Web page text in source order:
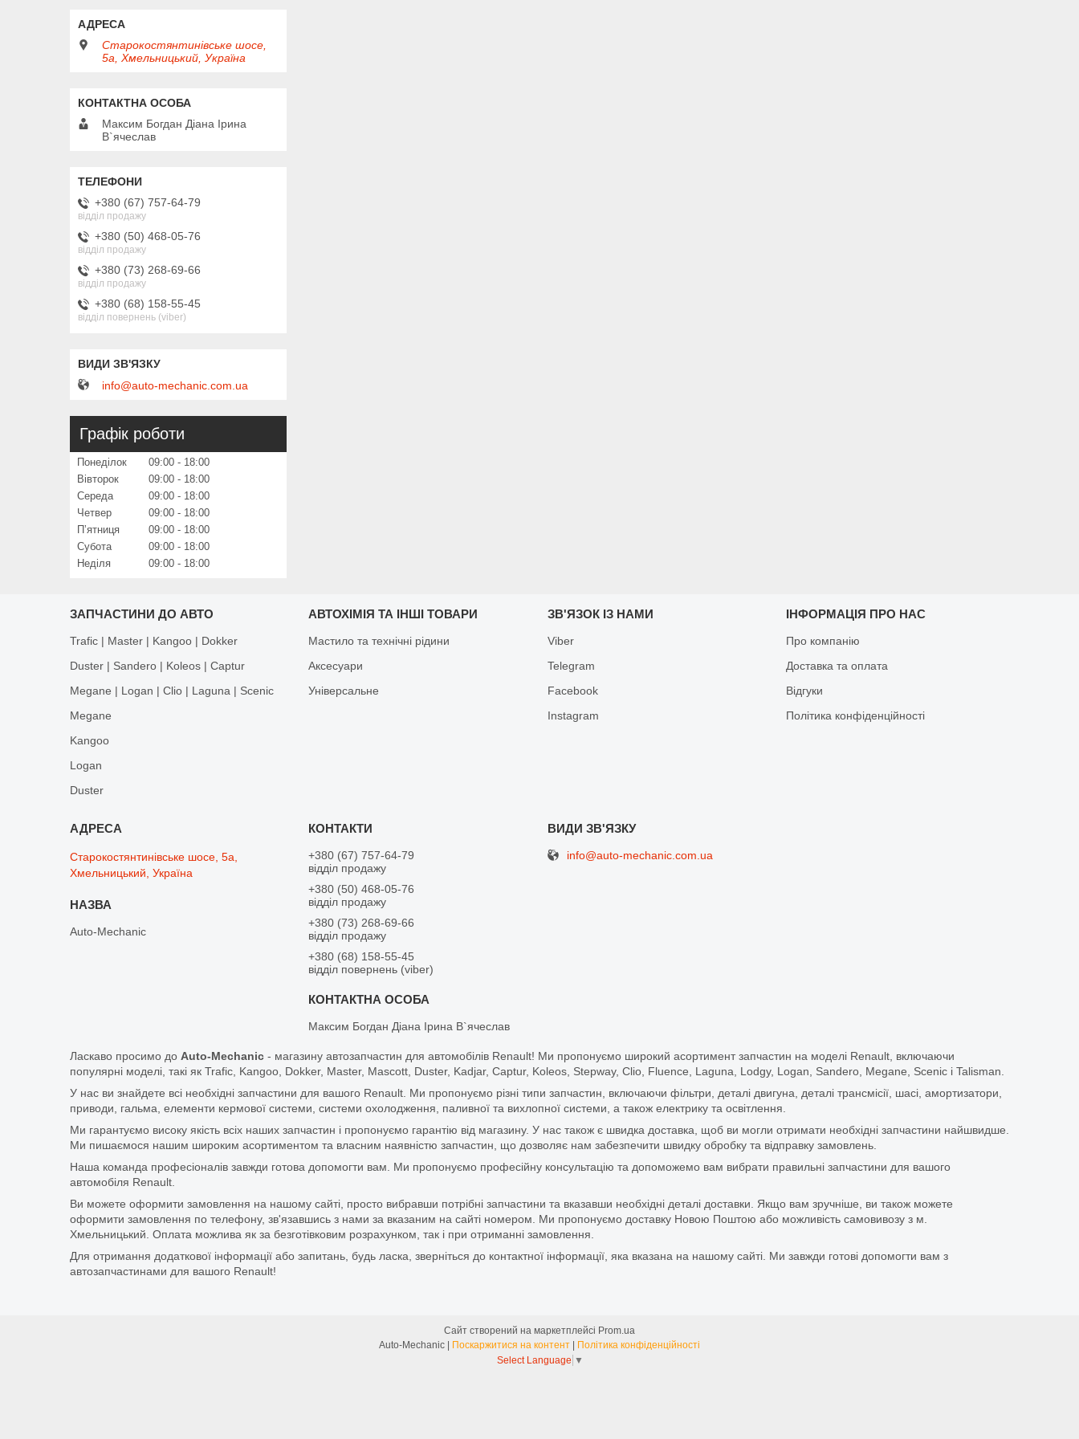
Старокостянтинівське шосе,
5а, Хмельницький, Україна
Максим Богдан Діана Ірина
В`ячеслав
+380 (67) 757-64-79
відділ продажу
+380 (50) 468-05-76
відділ продажу
+380 (73) 268-69-66
відділ продажу
+380 (68) 158-55-45
відділ повернень (viber)
info@auto-mechanic.com.ua
Графік роботи
Понеділок 09:00
18:00
Вівторок
09:00
18:00
Середа
09:00
18:00
Четвер
09:00
18:00
Пʼятниця
09:00
18:00
Субота
09:00
18:00
Неділя
09:00 18:00
ЗАПЧАСТИНИ ДО АВТО
Trafic | Master | Kangoo | Dokker
Duster | Sandero | Koleos | Captur
Megane | Logan | Clio | Laguna | Scenic
Megane
Kangoo
Logan
Duster
АВТОХІМІЯ ТА ІНШІ ТОВАРИ
Мастило та технічні рідини
Аксесуари
Універсальне
ЗВ'ЯЗОК ІЗ НАМИ
Viber
Telegram
Facebook
Іnstagram
ІНФОРМАЦІЯ ПРО НАС
Про компанію
Доставка та оплата
Відгуки
Політика конфіденційності
Старокостянтинівське шосе, 5а,
Хмельницький, Україна
Auto-Mechanic
+380 (67) 757-64-79
відділ продажу
+380 (50) 468-05-76
відділ продажу
+380 (73) 268-69-66
відділ продажу
+380 (68) 158-55-45
відділ повернень (viber)
Максим Богдан Діана Ірина В`ячеслав
info@auto-mechanic.com.ua
Ласкаво просимо до Auto-Mechanic - магазину автозапчастин для автомобілів Renault! Ми пропонуємо широкий асортимент запчастин на моделі Renault, включаючи
популярні моделі, такі як Trafic, Kangoo, Dokker, Master, Mascott, Duster, Kadjar, Captur, Koleos, Stepway, Clio, Fluence, Laguna, Lodgy, Logan, Sandero, Megane, Scenic і Talisman.
У нас ви знайдете всі необхідні запчастини для вашого Renault. Ми пропонуємо різні типи запчастин, включаючи фільтри, деталі двигуна, деталі трансмісії, шасі, амортизатори,
приводи, гальма, елементи кермової системи, системи охолодження, паливної та вихлопної системи, а також електрику та освітлення.
Ми гарантуємо високу якість всіх наших запчастин і пропонуємо гарантію від магазину. У нас також є швидка доставка, щоб ви могли отримати необхідні запчастини найшвидше.
Ми пишаємося нашим широким асортиментом та власним наявністю запчастин, що дозволяє нам забезпечити швидку обробку та відправку замовлень.
Наша команда професіоналів завжди готова допомогти вам. Ми пропонуємо професійну консультацію та допоможемо вам вибрати правильні запчастини для вашого
автомобіля Renault.
Ви можете оформити замовлення на нашому сайті, просто вибравши потрібні запчастини та вказавши необхідні деталі доставки. Якщо вам зручніше, ви також можете
оформити замовлення по телефону, зв'язавшись з нами за вказаним на сайті номером. Ми пропонуємо доставку Новою Поштою або можливість самовивозу з м.
Хмельницький. Оплата можлива як за безготівковим розрахунком, так і при отриманні замовлення.
Для отримання додаткової інформації або запитань, будь ласка, зверніться до контактної інформації, яка вказана на нашому сайті. Ми завжди готові допомогти вам з
автозапчастинами для вашого Renault!
Сайт створений на маркетплейсі Prom.ua
Поскаржитися на контент
Політика конфіденційності
Select Language ▼